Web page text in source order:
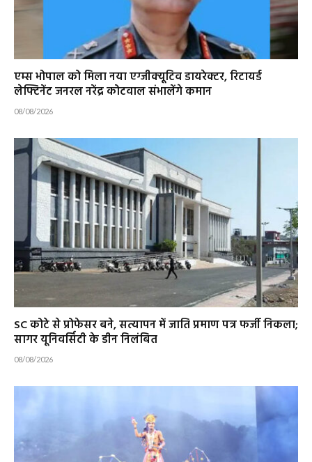
एम्स भोपाल को मिला नया एग्जीक्यूटिव डायरेक्टर, रिटायर्ड
लेफ्टिनेंट जनरल नरेंद्र कोटवाल संभालेंगे कमान
08/08/2026
SC कोटे से प्रोफेसर बने, सत्यापन में जाति प्रमाण पत्र फर्जी निकला;
सागर यूनिवर्सिटी के डीन निलंबित
08/08/2026